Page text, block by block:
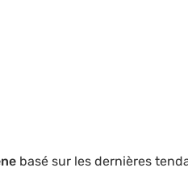
basé sur les dernières